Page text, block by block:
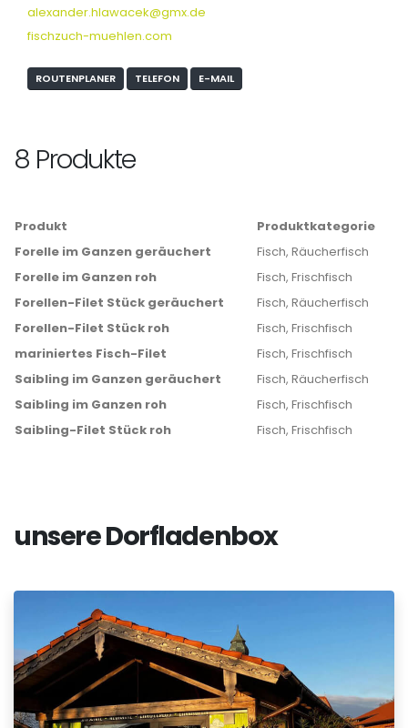
alexander.hlawacek@gmx.de
fischzuch-muehlen.com
ROUTENPLANER TELEFON E-MAIL
8 Produkte
Produkt
Produktkategorie
Forelle im Ganzen geräuchert
Fisch, Räucherfisch
Forelle im Ganzen roh
Fisch, Frischfisch
Forellen-Filet Stück geräuchert
Fisch, Räucherfisch
Forellen-Filet Stück roh
Fisch, Frischfisch
mariniertes Fisch-Filet
Fisch, Frischfisch
Saibling im Ganzen geräuchert
Fisch, Räucherfisch
Saibling im Ganzen roh
Fisch, Frischfisch
Saibling-Filet Stück roh
Fisch, Frischfisch
unsere Dorfladenbox